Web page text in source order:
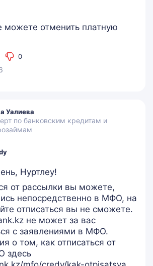
можете отменить платную
0
Уалиева
по банковским кредитам и
Нуртлеу!
от рассылки вы можете,
непосредственно в МФО, на
отписаться вы не сможете.
не может за вас
с заявлениями в МФО.
о том, как отписаться от
здесь